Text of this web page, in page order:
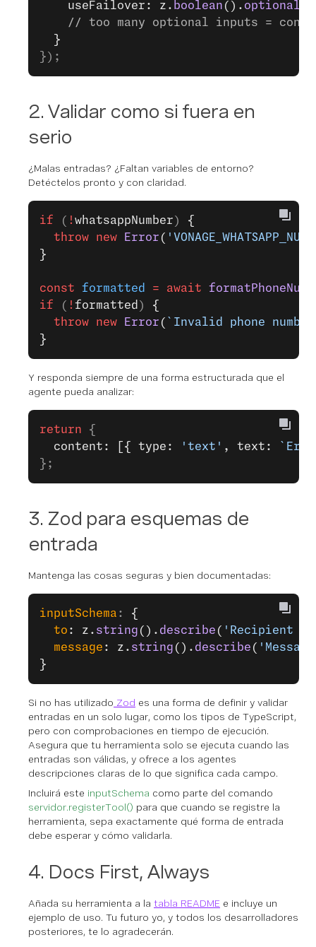
    useFailover: z.
boolean (). optional
// too many optional inputs =
  }
});
2. Validar como si fuera en
serio
¿Malas entradas? ¿Faltan variables de entorno?
Detéctelos pronto y con claridad.
if ( ! whatsappNumber ) {
  throw
new Error (
}
const formatted = await
if ( ! formatted ) {
  throw
new Error ( `Invalid phone
}
Y responda siempre de una forma estructurada que el
agente pueda analizar:
return {
  content: [{ type:
'text' , text:
};
3. Zod para esquemas de
entrada
Mantenga las cosas seguras y bien documentadas:
inputSchema : {
  to
: z. string (). describe ( 'Recipient
  message
: z. string (). describe (
}
Si no has utilizado Zod es una forma de definir y validar
entradas en un solo lugar, como los tipos de TypeScript,
pero con comprobaciones en tiempo de ejecución.
Asegura que tu herramienta solo se ejecuta cuando las
entradas son válidas, y ofrece a los agentes
descripciones claras de lo que significa cada campo.
Incluirá este inputSchema como parte del comando
servidor.registerTool() para que cuando se registre la
herramienta, sepa exactamente qué forma de entrada
debe esperar y cómo validarla.
4. Docs First, Always
Añada su herramienta a la tabla README e incluye un
ejemplo de uso. Tu futuro yo, y todos los desarrolladores
posteriores, te lo agradecerán.